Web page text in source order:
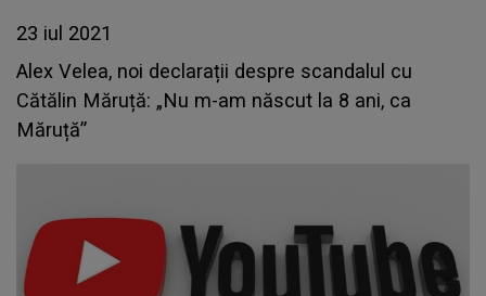
23 iul 2021
Alex Velea, noi declarații despre scandalul cu
Cătălin Măruță: „Nu m-am născut la 8 ani, ca
Măruță”